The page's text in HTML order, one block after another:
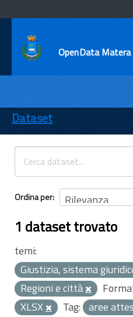
OpenData Matera
ENTI
TEMI
INFORMAZIONI
Dataset
Ordina per
1 dataset trovato
temi:
Giustizia, sistema
Regioni e città
XLSX
Tag: aree